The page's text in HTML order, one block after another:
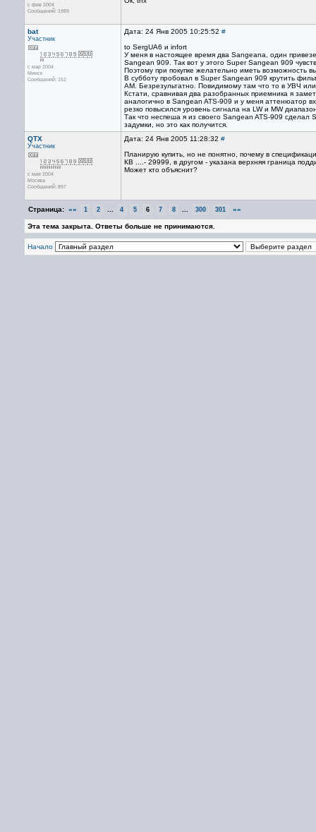
с фев 2004
Сообщений: 1989
bat
Участник
с мар 2004
Минск
Сообщений: 152
Дата: 24 Янв 2005 10:25:52 #
to SergUA6 и infort
У меня в настоящее время два Sangeana, один
Sangean 909. Так вот у этого Super Sangean 909
Поэтому при покупке желательно иметь возможность
В субботу пробовал в Super Sangean 909 крутить
АМ. Безрезультатно. Повидимому там что то в УВЧ
Кстати, сравнивая два разобранных приемника я
аналогично в Sangean ATS-909 и у меня аттенюатор
резко повысился уровень сигнала на LW и MW
Так что неспеша я из своего Sangean ATS-909
задумки, но это как получится.
QTX
Участник
с мая 2004
Москва
Сообщений: 897
Дата: 24 Янв 2005 11:28:32 #
Планирую купить, но не понятно, почему в
КВ ....- 29999, в другом - указана верхняя граница
Может кто объяснит?
Страница: «« 1 2 4 5 6 7 8 300 301 »»
Эта тема закрыта. Ответы больше не принимаются.
Начало